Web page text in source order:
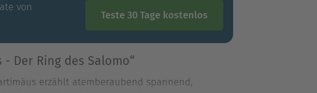
von
Teste 30 Tage kostenlos
Der Ring des Salomo“
erzählt atemberaubend spannend,